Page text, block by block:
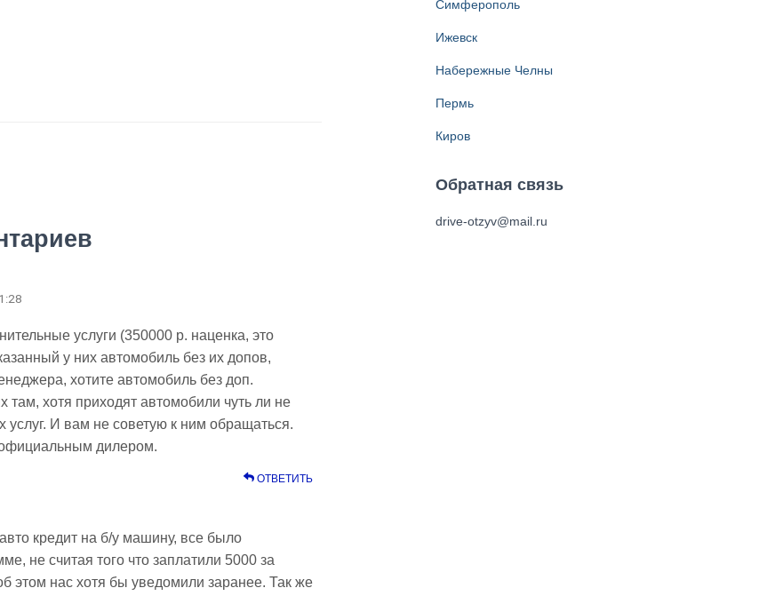
услуги (350000 р. наценка, это
у них автомобиль без их допов,
хотите автомобиль без доп.
там, хотя приходят автомобили чуть ли не
услуг. И вам не советую к ним обращаться.
дилером.
ОТВЕТИТЬ
кредит на б/у машину, все было
не считая того что заплатили 5000 за
этом нас хотя бы уведомили заранее. Так же
Симферополь
Ижевск
Набережные Челны
Пермь
Киров
Обратная связь
drive-otzyv@mail.ru